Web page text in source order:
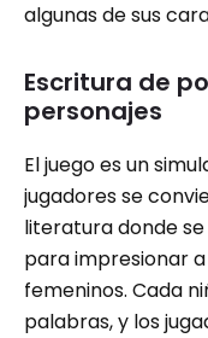
algunas de sus
Escritura de
personajes
El juego es un
jugadores se
literatura donde
para impresionar
femeninos. Cada
palabras, y los